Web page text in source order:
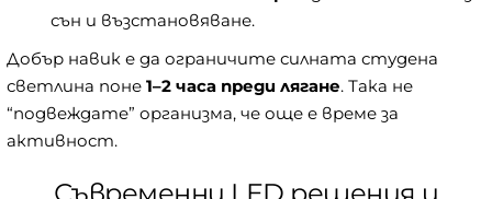
сън и възстановяване.
Добър навик е да ограничите силната студена
светлина поне 1–2 часа преди лягане. Така не
“подвеждате” организма, че още е време за
активност.